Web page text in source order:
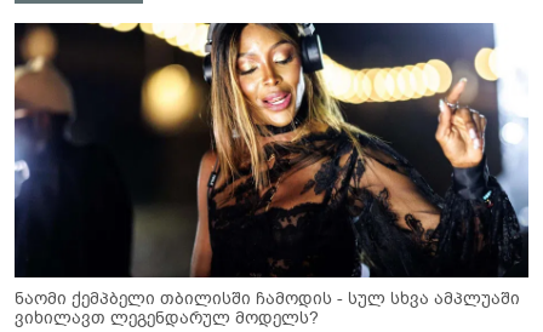
ნაომი ქემპბელი თბილისში ჩამოდის - სულ სხვა ამპლუაში
ვიხილავთ ლეგენდარულ მოდელს?